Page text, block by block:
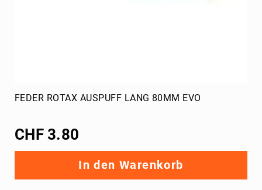
FEDER ROTAX AUSPUFF LANG 80MM EVO
CHF 3.80
In den Warenkorb